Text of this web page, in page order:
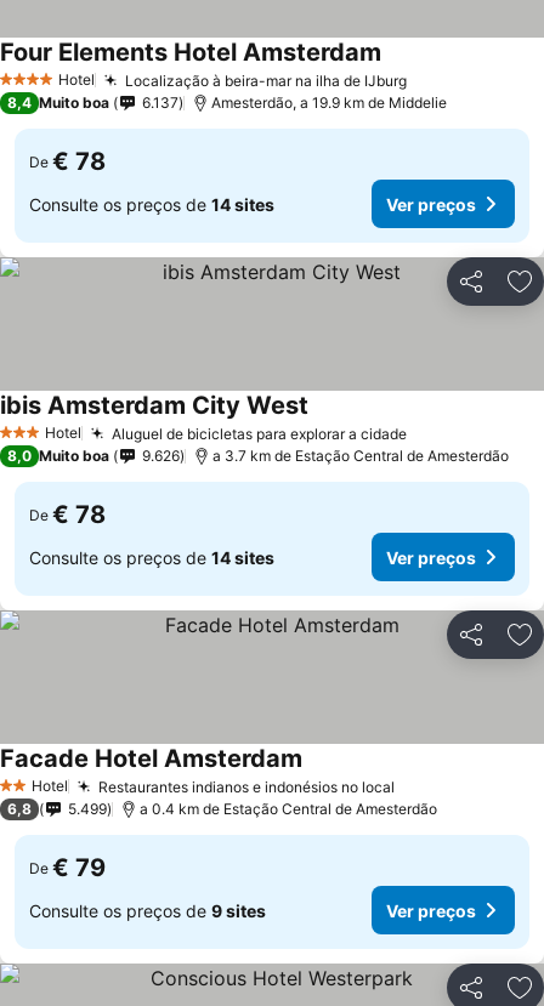
4 EstrelasHotel Localização à beira-mar na ilha de IJburg
Four Elements Hotel Amsterdam
8,4 Muito boa 6.137 Amesterdão, a 19.9 km de Middelie
De € 78
Consulte os preços de 14 sites Ver preços
Partilhar
3 EstrelasHotel Aluguel de bicicletas para explorar a cidade
ibis Amsterdam City West
8,0 Muito boa 9.626 a 3.7 km de Estação Central de Amesterdão
De € 78
Consulte os preços de 14 sites Ver preços
Partilhar
2 Estrelas
Hotel Restaurantes indianos e indonésios no local
Facade Hotel Amsterdam
6,8 5.499 a 0.4 km de Estação Central de Amesterdão
De € 79
Consulte os preços de 9 sites Ver preços
Partilhar